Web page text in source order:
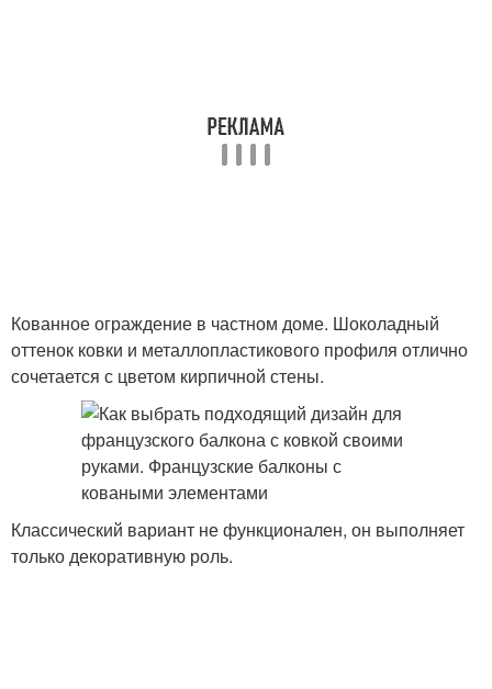
Кованное ограждение в частном доме. Шоколадный
оттенок ковки и металлопластикового профиля отлично
сочетается с цветом кирпичной стены.
Классический вариант не функционален, он выполняет
только декоративную роль.